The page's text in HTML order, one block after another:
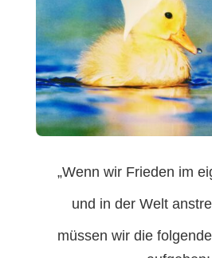
„Wenn wir Frieden im
und in der Welt
müssen wir die